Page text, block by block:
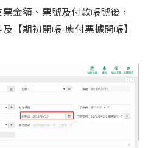
金額、票號及付款帳號後，
【期初開帳-應付票據開帳】